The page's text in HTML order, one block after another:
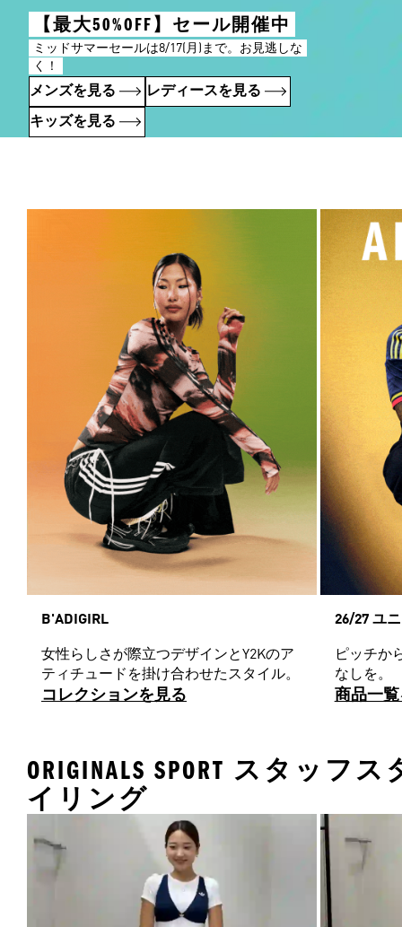
【最大50%OFF】セール開催中
ミッドサマーセールは8/17(月)まで。お見逃しな
く！
メンズを見る レディースを見る
キッズを見る
B'ADIGIRL
女性らしさが際立つデザインとY2Kのア
ティチュードを掛け合わせたスタイル。
コレクションを見る
26/27 ユ
ピッチか
なしを。
商品一
ORIGINALS SPORT スタッフス
イリング